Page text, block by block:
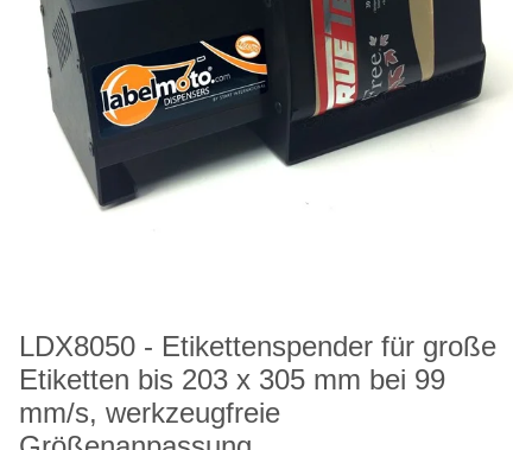
LDX8050 - Etikettenspender für große
Etiketten bis 203 x 305 mm bei 99
mm/s, werkzeugfreie